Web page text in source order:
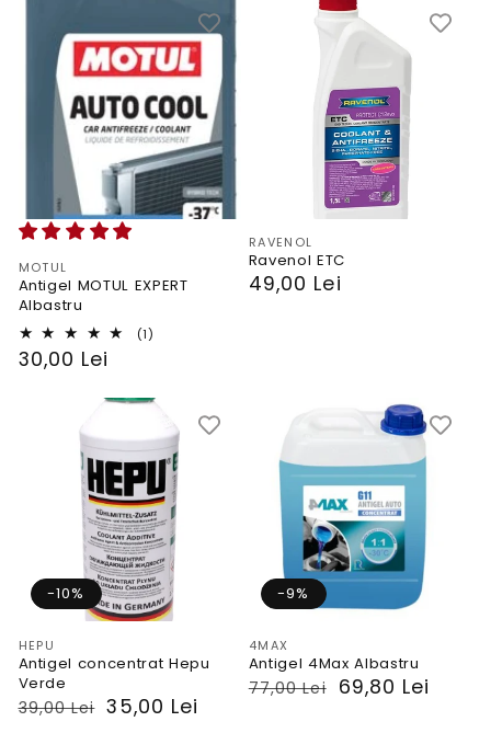
Vendor:
MOTUL
Antigel MOTUL EXPERT
Albastru
(1)
PRP
30,00 Lei
Vendor:
RAVENOL
Ravenol ETC
PRP
49,00 Lei
Vendor:
HEPU
Antigel concentrat Hepu
Verde
PRP
39,00 Lei
Preț 35,00 Lei
-10%
Vendor:
4MAX
Antigel 4Max Albastru
PRP
77,00 Lei
Preț 69,80 Lei
-9%